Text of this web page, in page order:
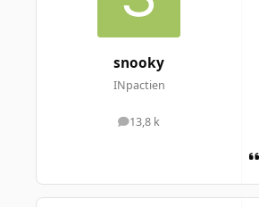
snooky
INpactien
13,8 k
messages